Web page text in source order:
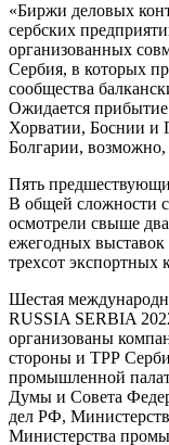
«Биржи деловых
сербских
организованных
Сербия, в которых
сообщества
Ожидается прибытие
Хорватии, Боснии и
Болгарии,
Пять
В общей сложности
осмотрели свыше
ежегодных выставок
трехсот экспортных
Шестая
RUSSIA SERBIA
организованы
стороны и ТРР
промышленной
Думы и Совета
дел РФ,
Министерства